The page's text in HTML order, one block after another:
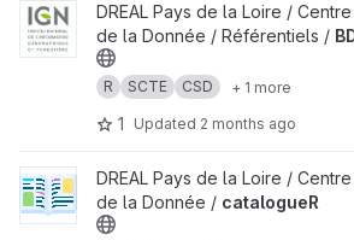
View BD TOPO project
DREAL Pays de la Loire /
de la Donnée / Référentiels /
R SCTE CSD + 1 more
1 Updated 2 months ago
View catalogueR project
DREAL Pays de la Loire /
de la Donnée / catalogueR